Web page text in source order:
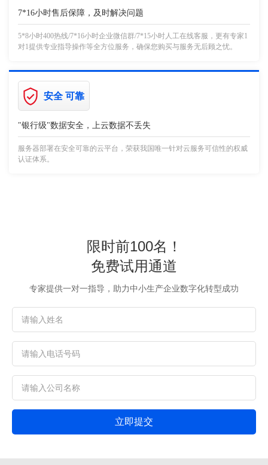
7*16小时售后保障，及时解决问题
5*8小时400热线/7*16小时企业微信群/7*15小时人工在线客服，更有专家1
对1提供专业指导操作等全方位服务，确保您购买与服务无后顾之忧。
安全 可靠
"银行级"数据安全，上云数据不丢失
服务器部署在安全可靠的云平台，荣获我国唯一针对云服务可信性的权威
认证体系。
限时前100名！
免费试用通道
专家提供一对一指导，助力中小生产企业数字化转型成功
立即提交